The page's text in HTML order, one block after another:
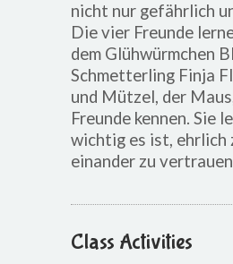
nicht nur gefährlich
Die vier Freunde
dem Glühwürmchen
Schmetterling Finja
und Mützel, der
Freunde kennen. Sie
wichtig es ist, ehrlich
einander zu
Class Activities